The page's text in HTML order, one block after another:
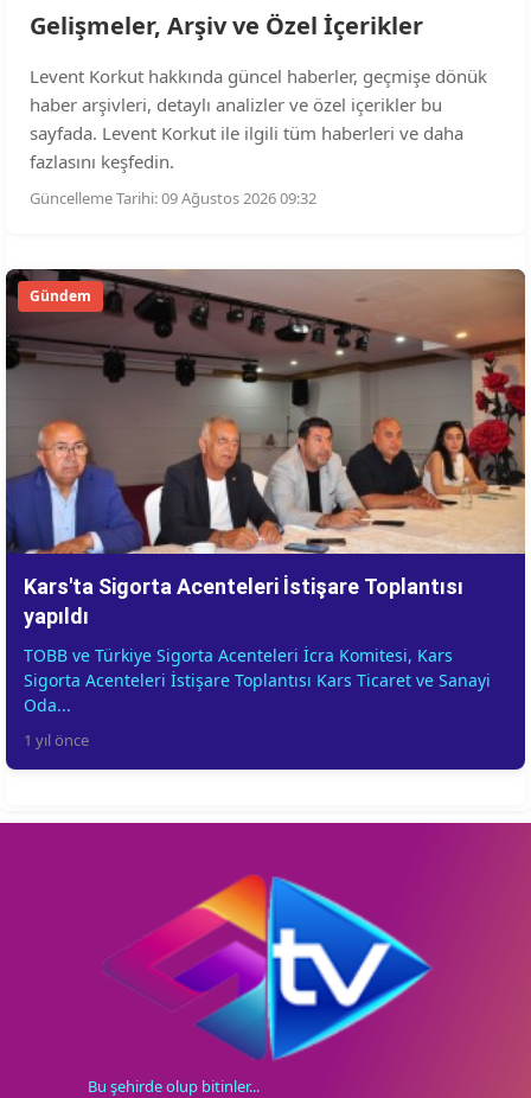
Gelişmeler, Arşiv ve Özel İçerikler
Levent Korkut hakkında güncel haberler, geçmişe dönük
haber arşivleri, detaylı analizler ve özel içerikler bu
sayfada. Levent Korkut ile ilgili tüm haberleri ve daha
fazlasını keşfedin.
Güncelleme Tarihi: 09 Ağustos 2026 09:32
Gündem
Kars'ta Sigorta Acenteleri İstişare Toplantısı
yapıldı
TOBB ve Türkiye Sigorta Acenteleri İcra Komitesi, Kars
Sigorta Acenteleri İstişare Toplantısı Kars Ticaret ve Sanayi
Oda...
1 yıl önce
Bu şehirde olup bitinler...